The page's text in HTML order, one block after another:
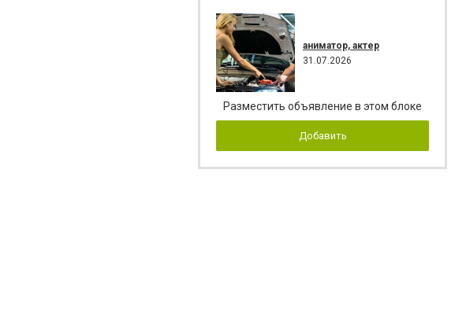
аниматор, актер
31.07.2026
Разместить объявление в этом блоке
Добавить